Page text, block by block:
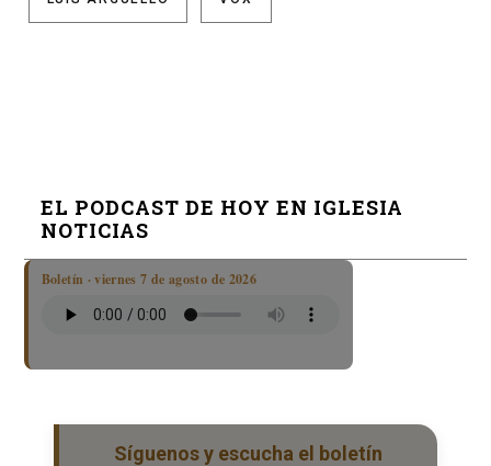
EL PODCAST DE HOY EN IGLESIA
NOTICIAS
Boletín · viernes 7 de agosto de 2026
Síguenos y escucha el boletín